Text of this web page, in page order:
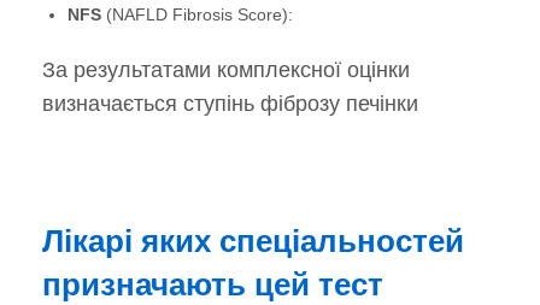
NFS (NAFLD Fibrosis Score):
За результатами комплексної оцінки
визначається ступінь фіброзу печінки
Лікарі яких спеціальностей
призначають цей тест